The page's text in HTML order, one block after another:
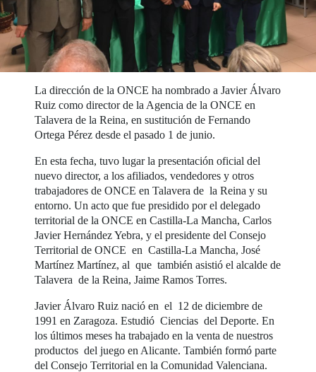
La dirección de la ONCE ha nombrado a Javier Álvaro
Ruiz como director de la Agencia de la ONCE en
Talavera de la Reina, en sustitución de Fernando
Ortega Pérez desde el pasado 1 de junio.
En esta fecha, tuvo lugar la presentación oficial del
nuevo director, a los afiliados, vendedores y otros
trabajadores de ONCE en Talavera de la Reina y su
entorno. Un acto que fue presidido por el delegado
territorial de la ONCE en Castilla-La Mancha, Carlos
Javier Hernández Yebra, y el presidente del Consejo
Territorial de ONCE en Castilla-La Mancha, José
Martínez Martínez, al que también asistió el alcalde de
Talavera de la Reina, Jaime Ramos Torres.
Javier Álvaro Ruiz nació en el 12 de diciembre de
1991 en Zaragoza. Estudió Ciencias del Deporte. En
los últimos meses ha trabajado en la venta de nuestros
productos del juego en Alicante. También formó parte
del Consejo Territorial en la Comunidad Valenciana.